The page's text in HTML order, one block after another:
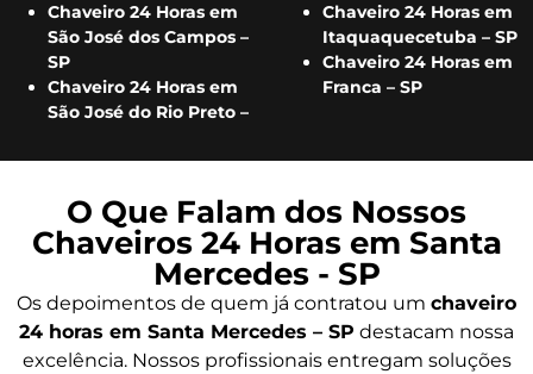
Chaveiro 24 Horas em
São José dos Campos –
SP
Chaveiro 24 Horas em
São José do Rio Preto –
Chaveiro 24 Horas em
Itaquaquecetuba – SP
Chaveiro 24 Horas em
Franca – SP
O Que Falam dos Nossos
Chaveiros 24 Horas em Santa
Mercedes - SP
Os depoimentos de quem já contratou um chaveiro
24 horas em Santa Mercedes – SP destacam nossa
excelência. Nossos profissionais entregam soluções